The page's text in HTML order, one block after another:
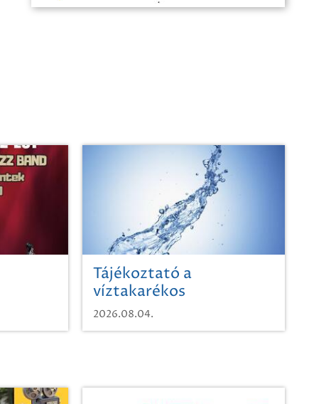
Tájékoztató a
víztakarékos
vízhasználatról
2026.08.04.